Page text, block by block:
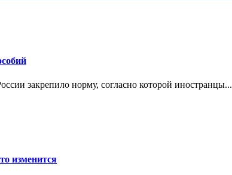
закрепило норму, согласно которой иностранцы...
изменится